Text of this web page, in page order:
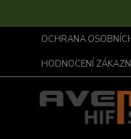
OCHRANA
HODNOCENÍ